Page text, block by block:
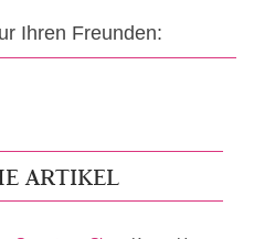
Ihren Freunden:
ARTIKEL